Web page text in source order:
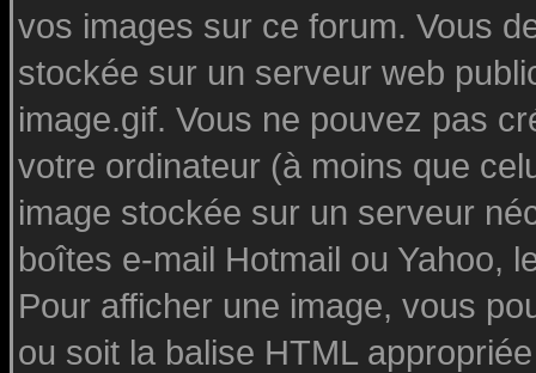
vos images sur ce forum. Vous
stockée sur un serveur web
image.gif. Vous ne pouvez pas
votre ordinateur (à moins que
image stockée sur un serveur
boîtes e-mail Hotmail ou Yahoo,
Pour afficher une image, vous
ou soit la balise HTML